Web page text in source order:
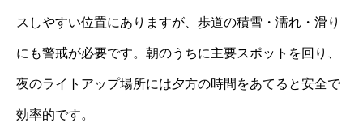
スしやすい位置にありますが、歩道の積雪・濡れ・滑り
にも警戒が必要です。朝のうちに主要スポットを回り、
夜のライトアップ場所には夕方の時間をあてると安全で
効率的です。